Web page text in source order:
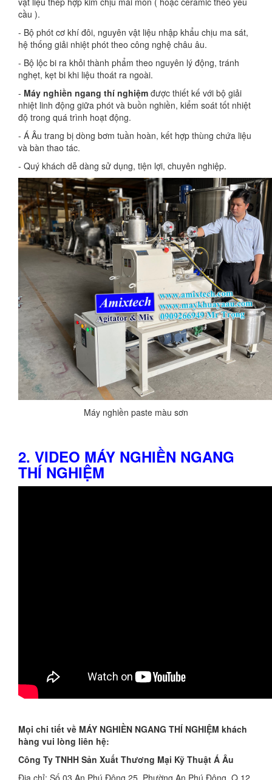
cầu ).
- Bộ phót cơ khí đôi, nguyên vật liệu nhập khẩu chịu ma sát,
hệ thống giải nhiệt phót theo công nghệ châu âu.
- Bộ lộc bi ra khỏi thành phẩm theo nguyên lý động, tránh
nghẹt, kẹt bi khi liệu thoát ra ngoài.
- Máy nghiền ngang thí nghiệm được thiết kế với bộ giải
nhiệt linh động giữa phót và buồn nghiền, kiểm soát tốt nhiệt
độ trong quá trình hoạt động.
- Á Âu trang bị dòng bơm tuần hoàn, kết hợp thùng chứa liệu
và bàn thao tác.
- Quý khách dễ dàng sử dụng, tiện lợi, chuyên nghiệp.
Máy nghiền paste màu sơn
2. VIDEO MÁY NGHIỀN NGANG
THÍ NGHIỆM
Mọi chi tiết về MÁY NGHIỀN NGANG THÍ NGHIỆM khách
hàng vui lòng liên hệ:
Công Ty TNHH Sản Xuất Thương Mại Kỹ Thuật Á Âu
Địa chỉ: Số 03 An Phú Đông 25, Phường An Phú Đông, Q.12